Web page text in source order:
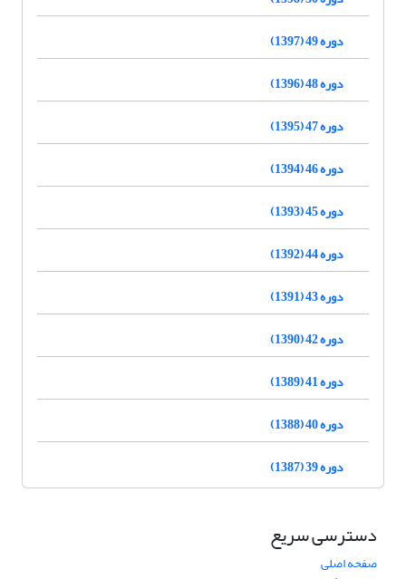
دوره 49 (1397)
دوره 48 (1396)
دوره 47 (1395)
دوره 46 (1394)
دوره 45 (1393)
دوره 44 (1392)
دوره 43 (1391)
دوره 42 (1390)
دوره 41 (1389)
دوره 40 (1388)
دوره 39 (1387)
دسترسی سریع
صفحه اصلی